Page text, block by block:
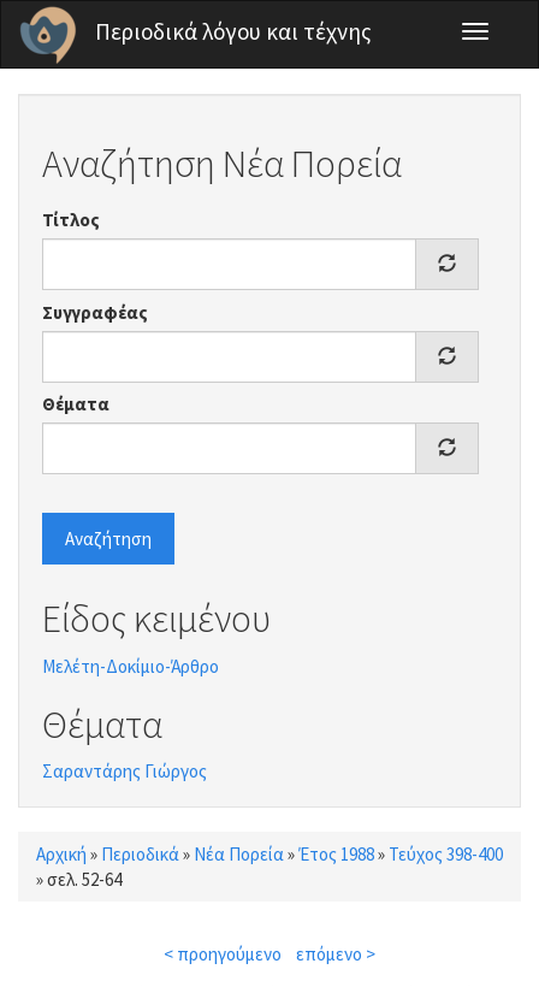
Παράκαμψη προς το κυρίως περιεχόμενο
Περιοδικά λόγου και τέχνης
Toggle
Αναζήτηση Νέα Πορεία
Τίτλος
Συγγραφέας
Θέματα
Αναζήτηση
Είδος κειμένου
Μελέτη-Δοκίμιο-Άρθρο
Θέματα
Σαραντάρης Γιώργος
Είστε εδώ
Αρχική » Περιοδικά» Νέα Πορεία»Έτος 1988» Τεύχος 398-400
»σελ. 52-64
< προηγούμενο επόμενο >